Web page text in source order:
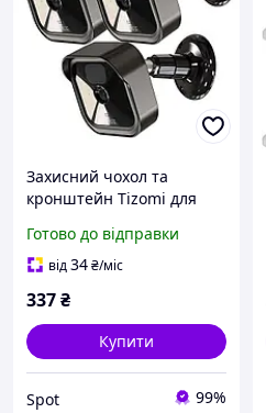
Захисний чохол та
кронштейн Tizomi для
чорний
водонепроникний 360
Готово до відправки
від34₴/міс
337₴
Купити
Spot 99%